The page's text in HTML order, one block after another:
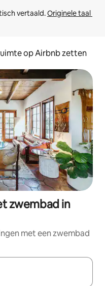
vertaald. Originele taal
op Airbnb zetten
zwembad in
met een zwembad
zijn, maak je een keuze